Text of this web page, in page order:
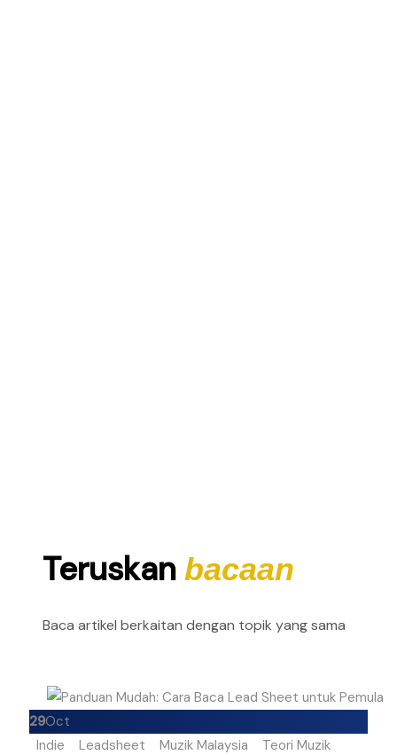
Teruskanbacaan
Baca artikel berkaitan dengan topik yang sama
29Oct
Indie
Leadsheet Muzik Malaysia Teori Muzik